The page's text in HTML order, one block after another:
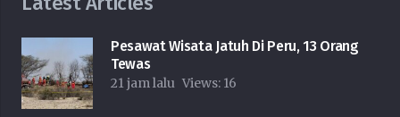
Pesawat Wisata Jatuh Di Peru, 13 Orang
Tewas
21 jam lalu Views: 16